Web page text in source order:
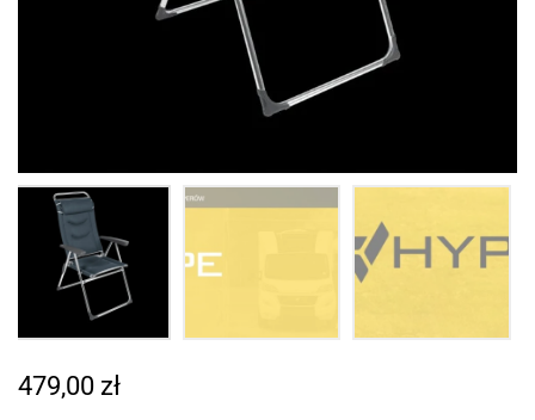
479,00 zł